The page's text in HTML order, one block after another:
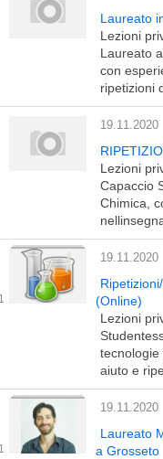
Laureato
Lezioni
Laureato
con
ripetizioni
19.11.2020
Lezioni
Capaccio
Chimica,
19.11.2020
(Online)
Lezioni
tecnologie
aiuto e
19.11.2020
Laureato
a Grosseto